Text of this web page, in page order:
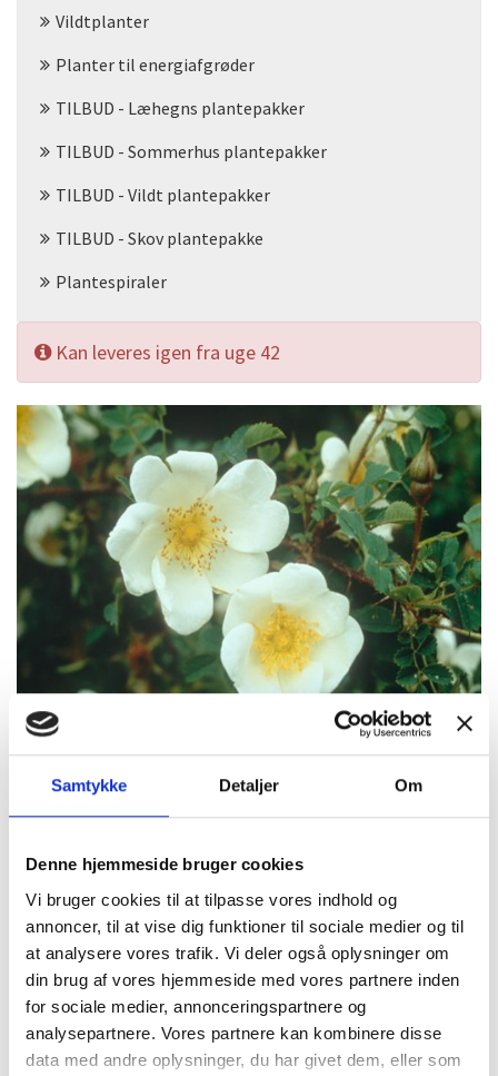
Samtykke Detaljer Om
Denne hjemmeside bruger cookies
Vi bruger cookies til at tilpasse vores indhold og
annoncer, til at vise dig funktioner til sociale medier og til
at analysere vores trafik. Vi deler også oplysninger om
din brug af vores hjemmeside med vores partnere inden
for sociale medier, annonceringspartnere og
analysepartnere. Vores partnere kan kombinere disse
data med andre oplysninger, du har givet dem, eller som
Vildtplanter
Planter til energiafgrøder
TILBUD - Læhegns plantepakker
TILBUD - Sommerhus plantepakker
TILBUD - Vildt plantepakker
TILBUD - Skov plantepakke
Plantespiraler
Kan leveres igen fra uge 42
Proveniens Alder
< 100
stk.
100 -
249
Mindstepris
v.1 stk.
Antal Stk.
2.375,00
kr.
kr.